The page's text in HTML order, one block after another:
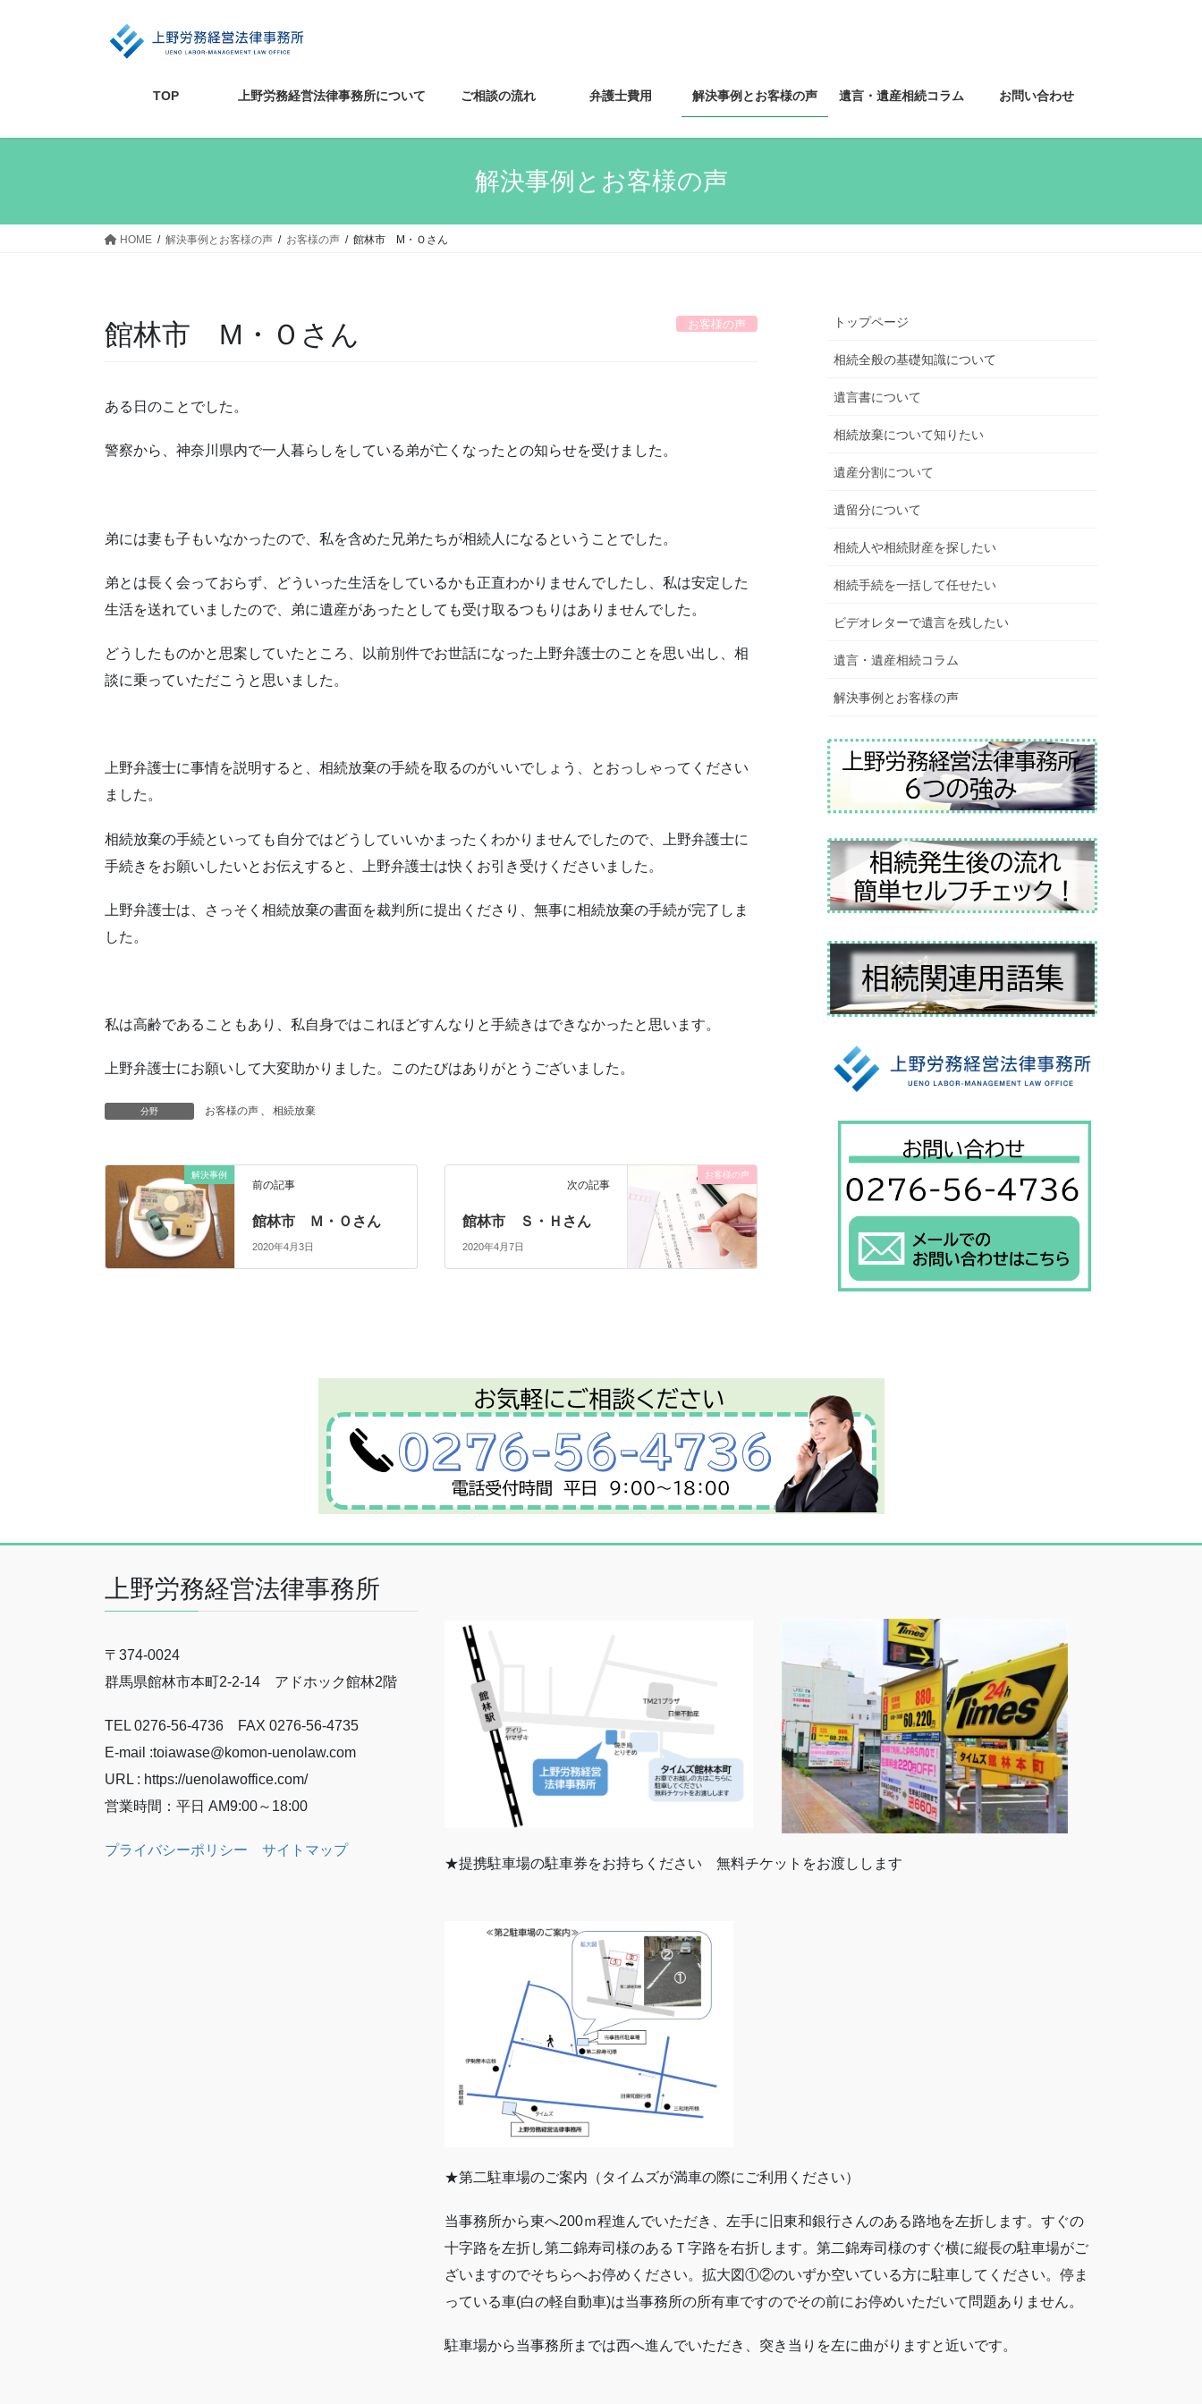
ス
ン
TOP 上野労務経営法律事務所について ご相談の流れ 弁護士費用 解決事例とお客様の声 遺言・遺産相続コラム お問い合わせ
解決事例とお客様の声
HOME 解決事例とお客様の声 お客様の声 館林市 M・Ｏさん
お客様の声
館林市 M・Ｏさん
ある日のことでした。
警察から、神奈川県内で一人暮らしをしている弟が亡くなったとの知らせを受けました。
弟には妻も子もいなかったので、私を含めた兄弟たちが相続人になるということでした。
弟とは長く会っておらず、どういった生活をしているかも正直わかりませんでしたし、私は安定した
生活を送れていましたので、弟に遺産があったとしても受け取るつもりはありませんでした。
どうしたものかと思案していたところ、以前別件でお世話になった上野弁護士のことを思い出し、相
談に乗っていただこうと思いました。
上野弁護士に事情を説明すると、相続放棄の手続を取るのがいいでしょう、とおっしゃってください
ました。
相続放棄の手続といっても自分ではどうしていいかまったくわかりませんでしたので、上野弁護士に
手続きをお願いしたいとお伝えすると、上野弁護士は快くお引き受けくださいました。
上野弁護士は、さっそく相続放棄の書面を裁判所に提出くださり、無事に相続放棄の手続が完了しま
した。
私は高齢であることもあり、私自身ではこれほどすんなりと手続きはできなかったと思います。
上野弁護士にお願いして大変助かりました。このたびはありがとうございました。
分野 お客様の声 相続放棄
解決事例
前の記事
館林市 Ｍ・Ｏさん
2020年4月3日
お客様の声
次の記事
館林市 Ｓ・Ｈさん
2020年4月7日
トップページ
相続全般の基礎知識について
遺言書について
相続放棄について知りたい
遺産分割について
遺留分について
相続人や相続財産を探したい
相続手続を一括して任せたい
ビデオレターで遺言を残したい
遺言・遺産相続コラム
解決事例とお客様の声
上野労務経営法律事務所
〒374-0024
群馬県館林市本町2-2-14 アドホック館林2階
TEL 0276-56-4736 FAX 0276-56-4735
E-mail :toiawase@komon-uenolaw.com
URL : https://uenolawoffice.com/
営業時間：平日 AM9:00～18:00
プライバシーポリシー
サイトマップ
★提携駐車場の駐車券をお持ちください 無料チケットをお渡しします
★第二駐車場のご案内（タイムズが満車の際にご利用ください）
当事務所から東へ200ｍ程進んでいただき、左手に旧東和銀行さんのある路地を左折します。すぐの
十字路を左折し第二錦寿司様のあるＴ字路を右折します。第二錦寿司様のすぐ横に縦長の駐車場がご
ざいますのでそちらへお停めください。拡大図①②のいずか空いている方に駐車してください。停ま
っている車(白の軽自動車)は当事務所の所有車ですのでその前にお停めいただいて問題ありません。
駐車場から当事務所までは西へ進んでいただき、突き当りを左に曲がりますと近いです。